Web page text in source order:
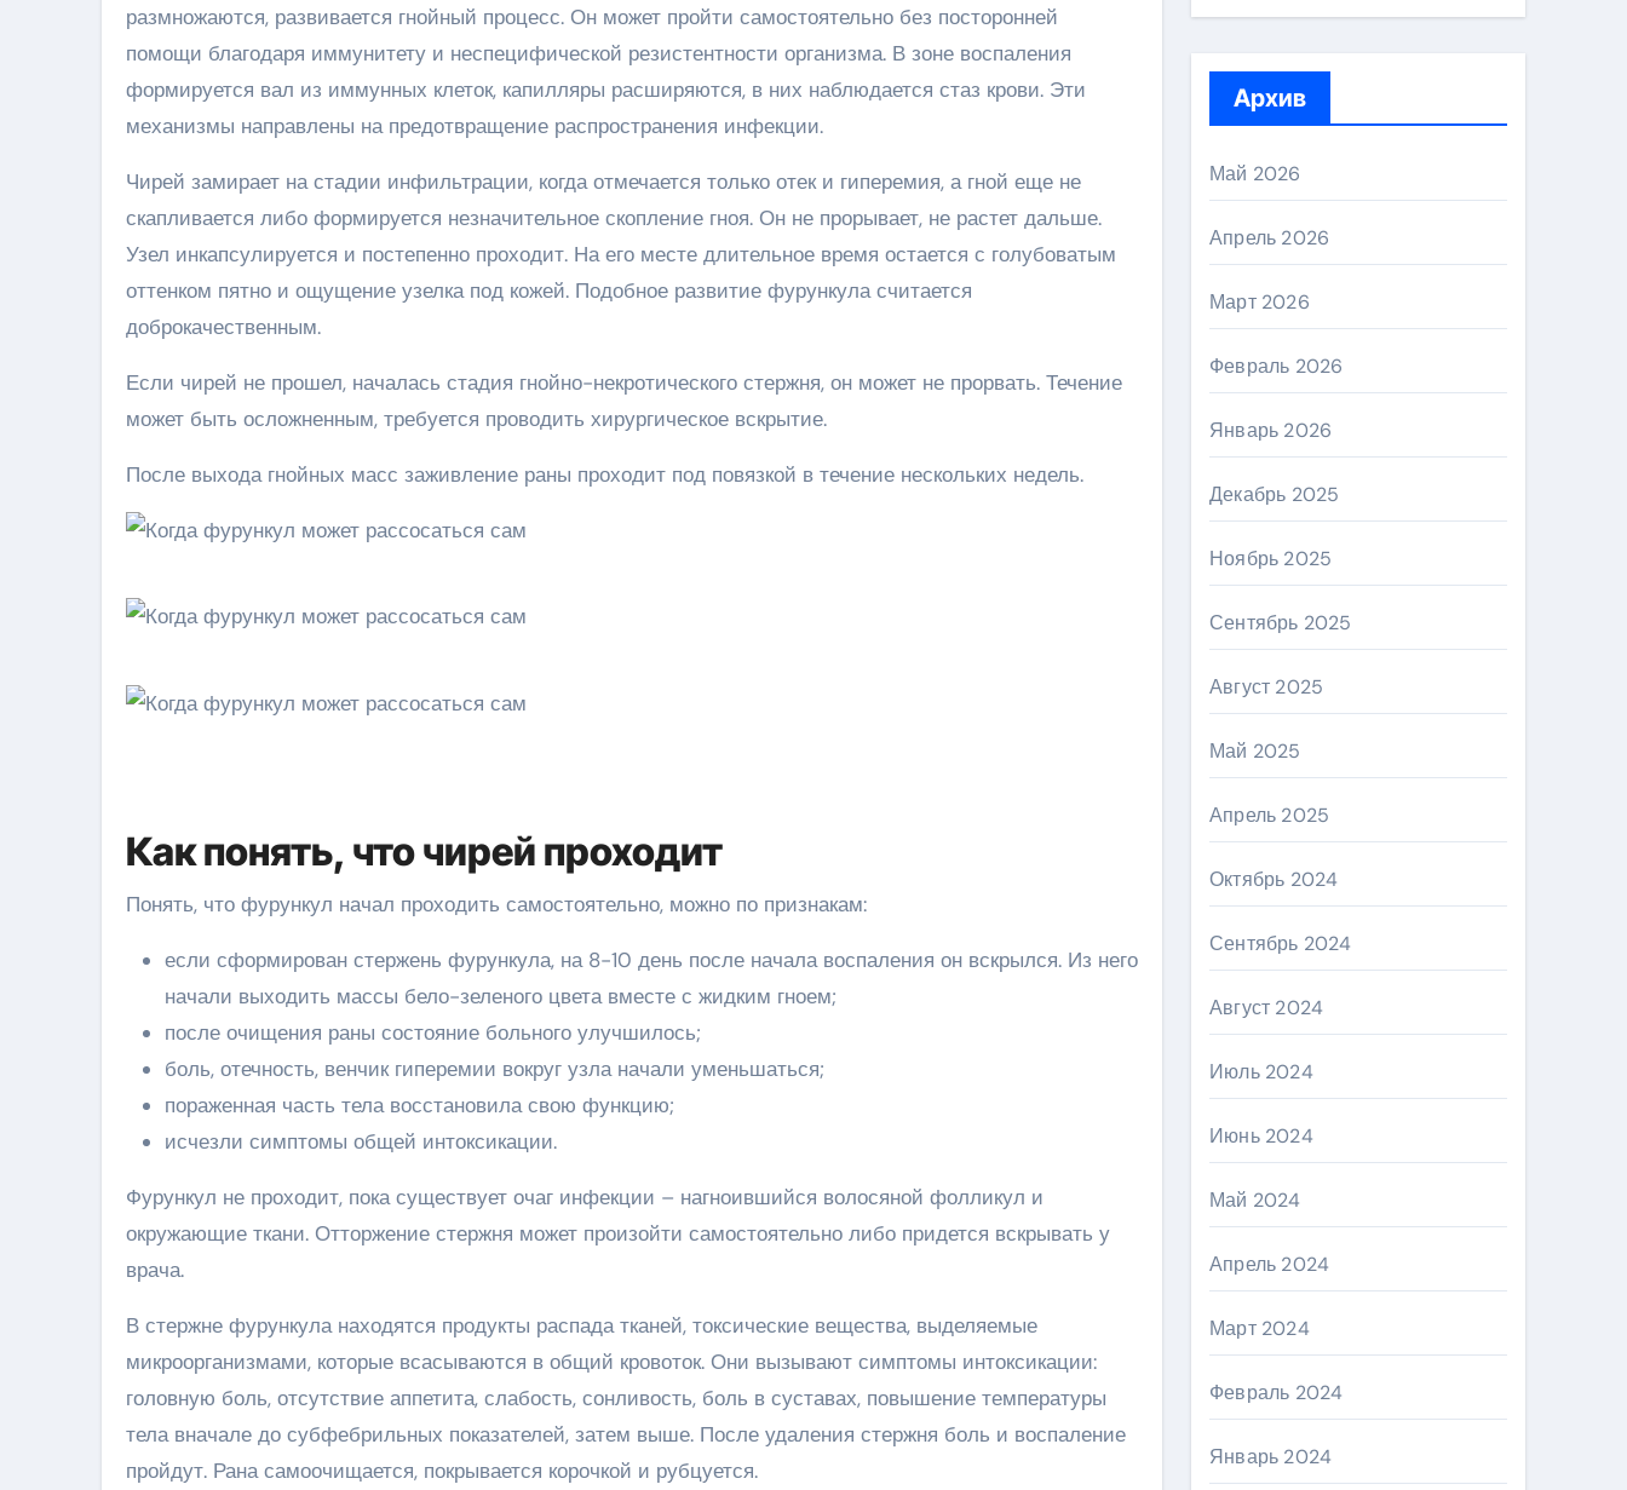
размножаются, развивается гнойный процесс. Он может пройти самостоятельно без посторонней
помощи благодаря иммунитету и неспецифической резистентности организма. В зоне воспаления
формируется вал из иммунных клеток, капилляры расширяются, в них наблюдается стаз крови. Эти
механизмы направлены на предотвращение распространения инфекции.
Чирей замирает на стадии инфильтрации, когда отмечается только отек и гиперемия, а гной еще не
скапливается либо формируется незначительное скопление гноя. Он не прорывает, не растет дальше.
Узел инкапсулируется и постепенно проходит. На его месте длительное время остается с голубоватым
оттенком пятно и ощущение узелка под кожей. Подобное развитие фурункула считается
доброкачественным.
Если чирей не прошел, началась стадия гнойно-некротического стержня, он может не прорвать. Течение
может быть осложненным, требуется проводить хирургическое вскрытие.
После выхода гнойных масс заживление раны проходит под повязкой в течение нескольких недель.
Как понять, что чирей проходит
Понять, что фурункул начал проходить самостоятельно, можно по признакам:
если сформирован стержень фурункула, на 8-10 день после начала воспаления он вскрылся. Из него
начали выходить массы бело-зеленого цвета вместе с жидким гноем;
после очищения раны состояние больного улучшилось;
боль, отечность, венчик гиперемии вокруг узла начали уменьшаться;
пораженная часть тела восстановила свою функцию;
исчезли симптомы общей интоксикации.
Фурункул не проходит, пока существует очаг инфекции – нагноившийся волосяной фолликул и
окружающие ткани. Отторжение стержня может произойти самостоятельно либо придется вскрывать у
врача.
В стержне фурункула находятся продукты распада тканей, токсические вещества, выделяемые
микроорганизмами, которые всасываются в общий кровоток. Они вызывают симптомы интоксикации:
головную боль, отсутствие аппетита, слабость, сонливость, боль в суставах, повышение температуры
тела вначале до субфебрильных показателей, затем выше. После удаления стержня боль и воспаление
пройдут. Рана самоочищается, покрывается корочкой и рубцуется.
Архив
Май 2026
Апрель 2026
Март 2026
Февраль 2026
Январь 2026
Декабрь 2025
Ноябрь 2025
Сентябрь 2025
Август 2025
Май 2025
Апрель 2025
Октябрь 2024
Сентябрь 2024
Август 2024
Июль 2024
Июнь 2024
Май 2024
Апрель 2024
Март 2024
Февраль 2024
Январь 2024